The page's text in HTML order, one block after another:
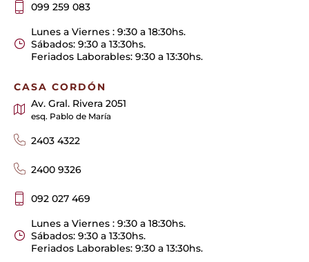
099 259 083
Lunes a Viernes : 9:30 a 18:30hs.
Sábados: 9:30 a 13:30hs.
Feriados Laborables: 9:30 a 13:30hs.
CASA CORDÓN
Av. Gral. Rivera 2051
esq. Pablo de María
2403 4322
2400 9326
092 027 469
Lunes a Viernes : 9:30 a 18:30hs.
Sábados: 9:30 a 13:30hs.
Feriados Laborables: 9:30 a 13:30hs.